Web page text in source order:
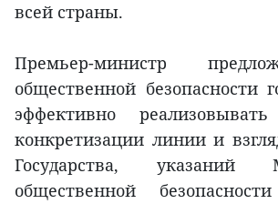
всей страны.
Премьер-министр
общественной безопасности
эффективно
конкретизации линии и
Государства, указаний
общественной